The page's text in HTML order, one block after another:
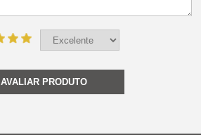
AVALIAR PRODUTO